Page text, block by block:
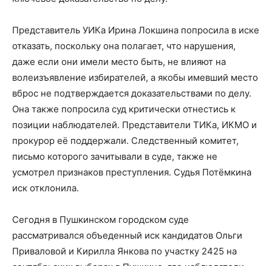
Представитель УИКа Ирина Локшина попросила в иске
отказать, поскольку она полагает, что нарушения,
даже если они имели место быть, не влияют на
волеизъявление избирателей, а якобы имевший место
вброс не подтверждается доказательствами по делу.
Она также попросила суд критически отнестись к
позиции наблюдателей. Представители ТИКа, ИКМО и
прокурор её поддержали. Следственный комитет,
письмо которого зачитывали в суде, также не
усмотрел признаков преступления. Судья Потёмкина
иск отклонила.
Сегодня в Пушкинском городском суде
рассматривался объеденный иск кандидатов Ольги
Приваловой и Кирилла Янкова по участку 2425 на